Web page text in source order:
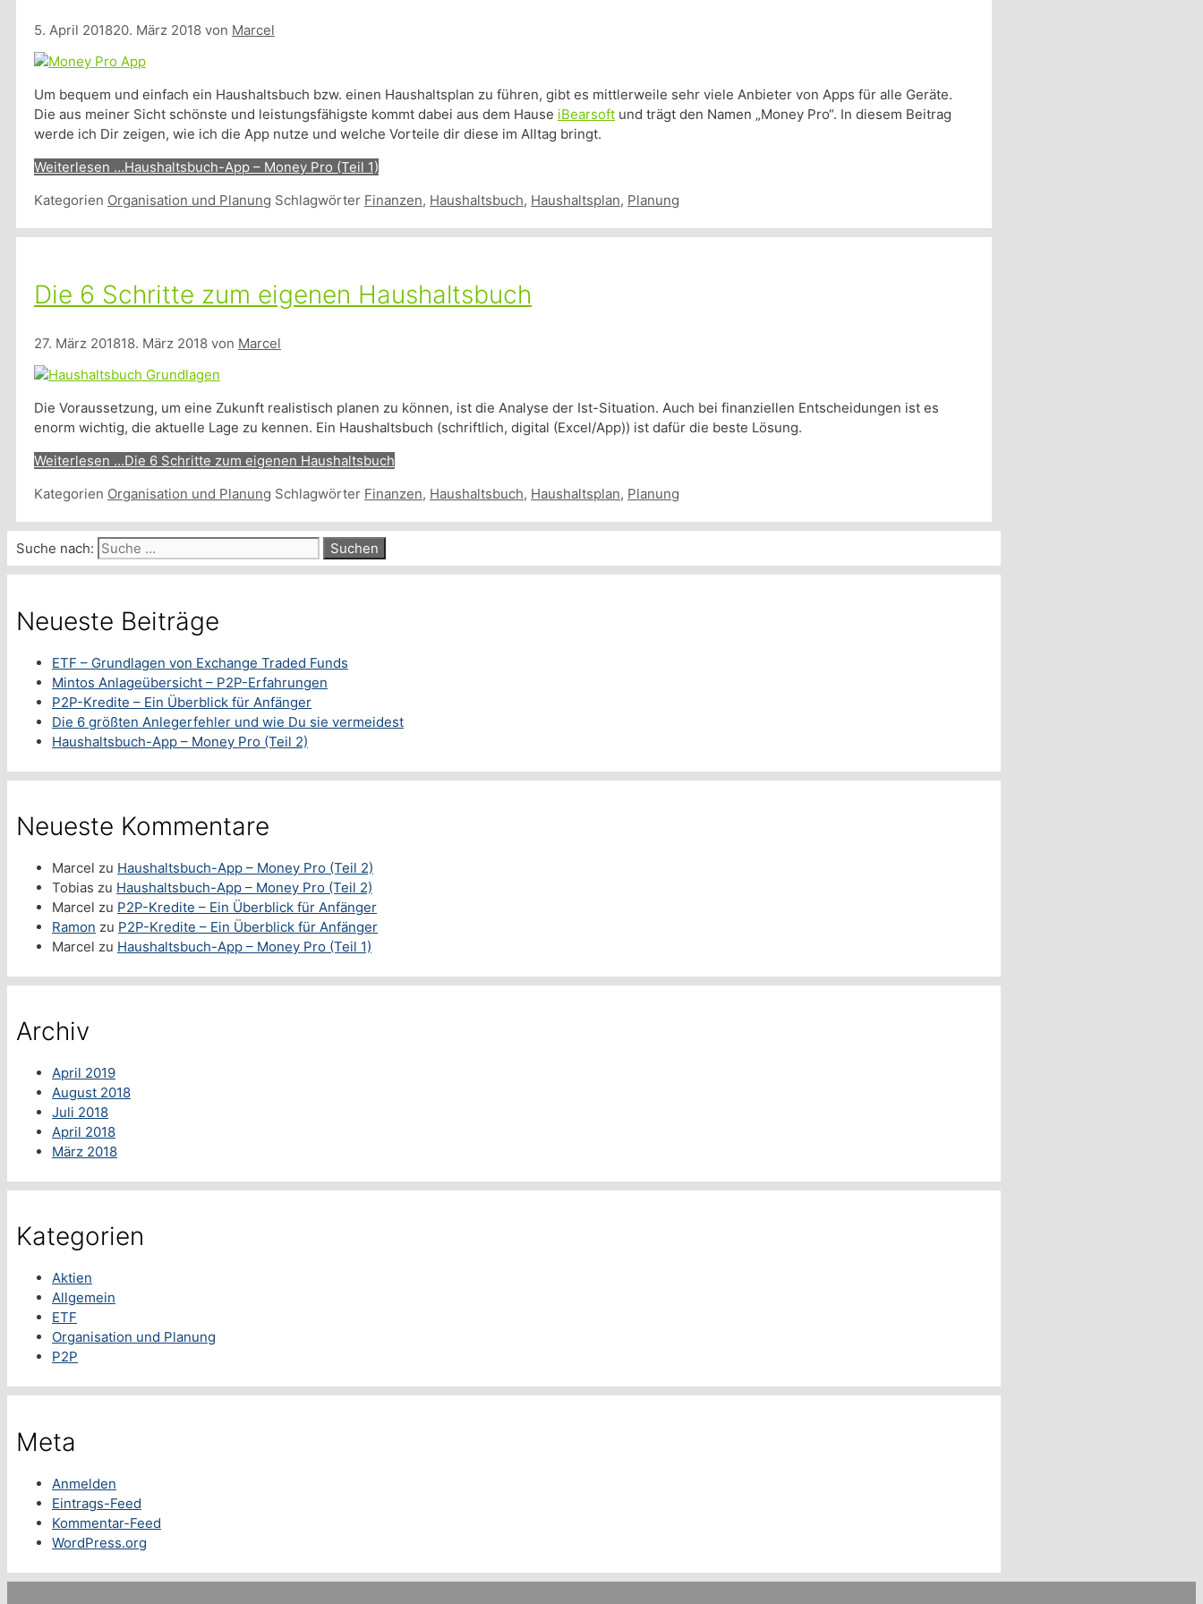
5. April 201820. März 2018 von Marcel
Um bequem und einfach ein Haushaltsbuch bzw. einen Haushaltsplan zu führen, gibt es mittlerweile sehr viele Anbieter von Apps für alle Geräte.
Die aus meiner Sicht schönste und leistungsfähigste kommt dabei aus dem Hause iBearsoft und trägt den Namen „Money Pro“. In diesem Beitrag
werde ich Dir zeigen, wie ich die App nutze und welche Vorteile dir diese im Alltag bringt.
Weiterlesen …Haushaltsbuch-App – Money Pro (Teil 1)
Kategorien Organisation und Planung Schlagwörter Finanzen, Haushaltsbuch, Haushaltsplan, Planung
Die 6 Schritte zum eigenen Haushaltsbuch
27. März 201818. März 2018 von Marcel
Die Voraussetzung, um eine Zukunft realistisch planen zu können, ist die Analyse der Ist-Situation. Auch bei finanziellen Entscheidungen ist es
enorm wichtig, die aktuelle Lage zu kennen. Ein Haushaltsbuch (schriftlich, digital (Excel/App)) ist dafür die beste Lösung.
Weiterlesen …Die 6 Schritte zum eigenen Haushaltsbuch
Kategorien Organisation und Planung Schlagwörter Finanzen, Haushaltsbuch, Haushaltsplan, Planung
Suche nach:
Neueste Beiträge
ETF – Grundlagen von Exchange Traded Funds
Mintos Anlageübersicht – P2P-Erfahrungen
P2P-Kredite – Ein Überblick für Anfänger
Die 6 größten Anlegerfehler und wie Du sie vermeidest
Haushaltsbuch-App – Money Pro (Teil 2)
Neueste Kommentare
Marcel zu Haushaltsbuch-App – Money Pro (Teil 2)
Tobias zu Haushaltsbuch-App – Money Pro (Teil 2)
Marcel zu P2P-Kredite – Ein Überblick für Anfänger
Ramon zu P2P-Kredite – Ein Überblick für Anfänger
Marcel zu Haushaltsbuch-App – Money Pro (Teil 1)
Archiv
April 2019
August 2018
Juli 2018
April 2018
März 2018
Kategorien
Aktien
Allgemein
ETF
Organisation und Planung
P2P
Meta
Anmelden
Eintrags-Feed
Kommentar-Feed
WordPress.org